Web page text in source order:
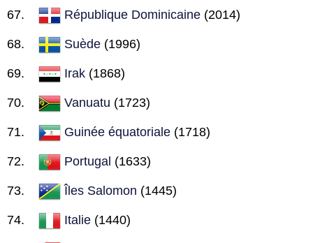
République Dominicaine (2014)
Suède (1996)
Irak (1868)
Vanuatu (1723)
Guinée équatoriale (1718)
Portugal (1633)
Îles Salomon (1445)
Italie (1440)